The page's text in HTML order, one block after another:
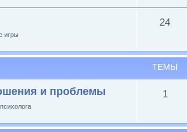
игры
24
ТЕМЫ
и проблемы 1